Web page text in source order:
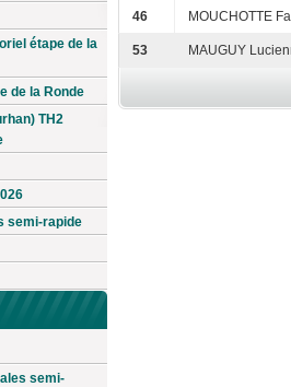
étape de la
de la Ronde
TH2
semi-rapide
semi-
46 MOUCHOTTE
53 MAUGUY